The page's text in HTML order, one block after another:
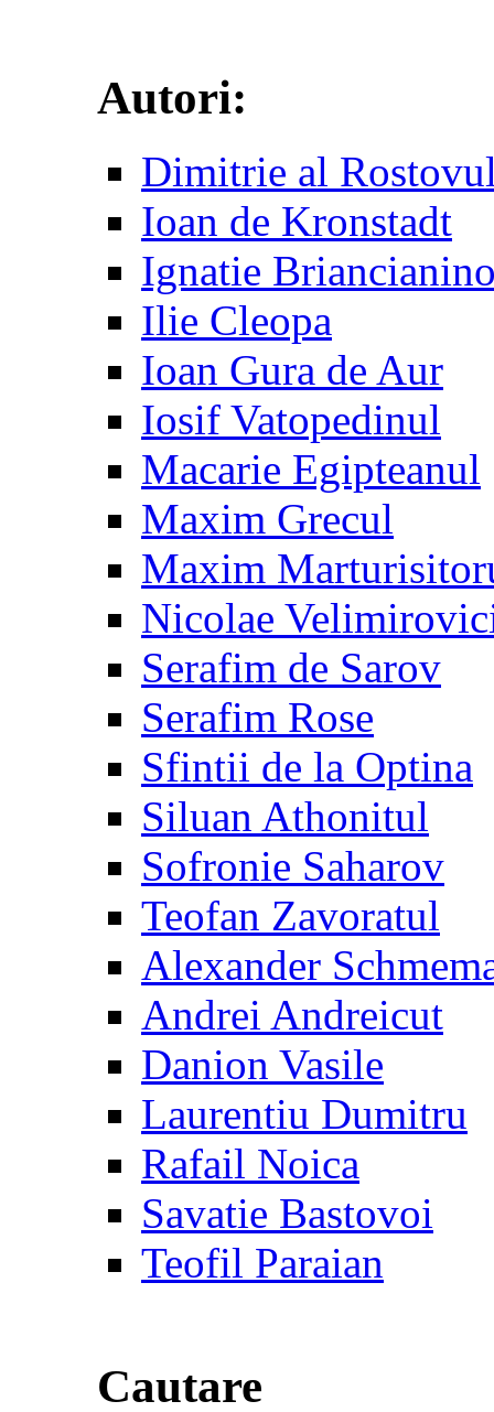
Autori:
Dimitrie al
Ioan de Kronstadt
Ignatie
Ilie Cleopa
Ioan Gura de Aur
Iosif Vatopedinul
Macarie Egipteanul
Maxim Grecul
Maxim
Nicolae
Serafim de Sarov
Serafim Rose
Sfintii de la Optina
Siluan Athonitul
Sofronie Saharov
Teofan Zavoratul
Alexander
Andrei Andreicut
Danion Vasile
Laurentiu Dumitru
Rafail Noica
Savatie Bastovoi
Teofil Paraian
Cautare